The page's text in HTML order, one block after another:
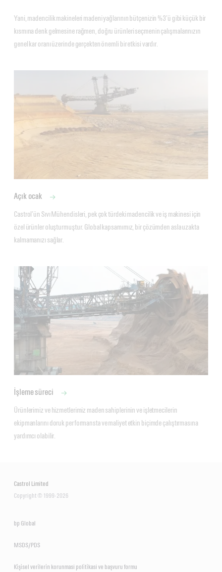
Yani, madencilik makineleri madeni yağlarının bütçenizin %3’ü gibi küçük bir
kısmına denk gelmesine rağmen, doğru ürünleri seçmenin çalışmalarınızın
genel kar oranı üzerinde gerçekten önemli bir etkisi vardır.
Açık ocak
Castrol’ün Sıvı Mühendisleri, pek çok türdeki madencilik ve iş makinesi için
özel ürünler oluşturmuştur. Global kapsamımız, bir çözümden asla uzakta
kalmamanızı sağlar.
İşleme süreci
Ürünlerimiz ve hizmetlerimiz maden sahiplerinin ve işletmecilerin
ekipmanlarını doruk performansta ve maliyet etkin biçimde çalıştırmasına
yardımcı olabilir.
Castrol Limited
Copyright © 1999-2026
bp Global
MSDS/PDS
Ki̇şi̇sel veri̇leri̇n korunmasi poli̇ti̇kasi ve başvuru formu